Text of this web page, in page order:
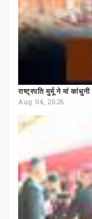
राष्ट्रपति मुर्मू ने मां कांधुनी
Aug 04, 2026